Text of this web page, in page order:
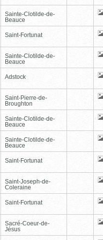
Sainte-Clotilde-de-
Beauce
Saint-Fortunat
Sainte-Clotilde-de-
Beauce
Adstock
Saint-Pierre-de-
Broughton
Sainte-Clotilde-de-
Beauce
Sainte-Clotilde-de-
Beauce
Saint-Fortunat
Saint-Joseph-de-
Coleraine
Saint-Fortunat
Sacré-Coeur-de-
Jésus